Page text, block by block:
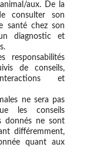
aux. De la
consulter son
santé chez son
diagnostic et
responsabilités
de conseils,
et
ne sera pas
les conseils
donnés ne sont
différemment,
quant aux